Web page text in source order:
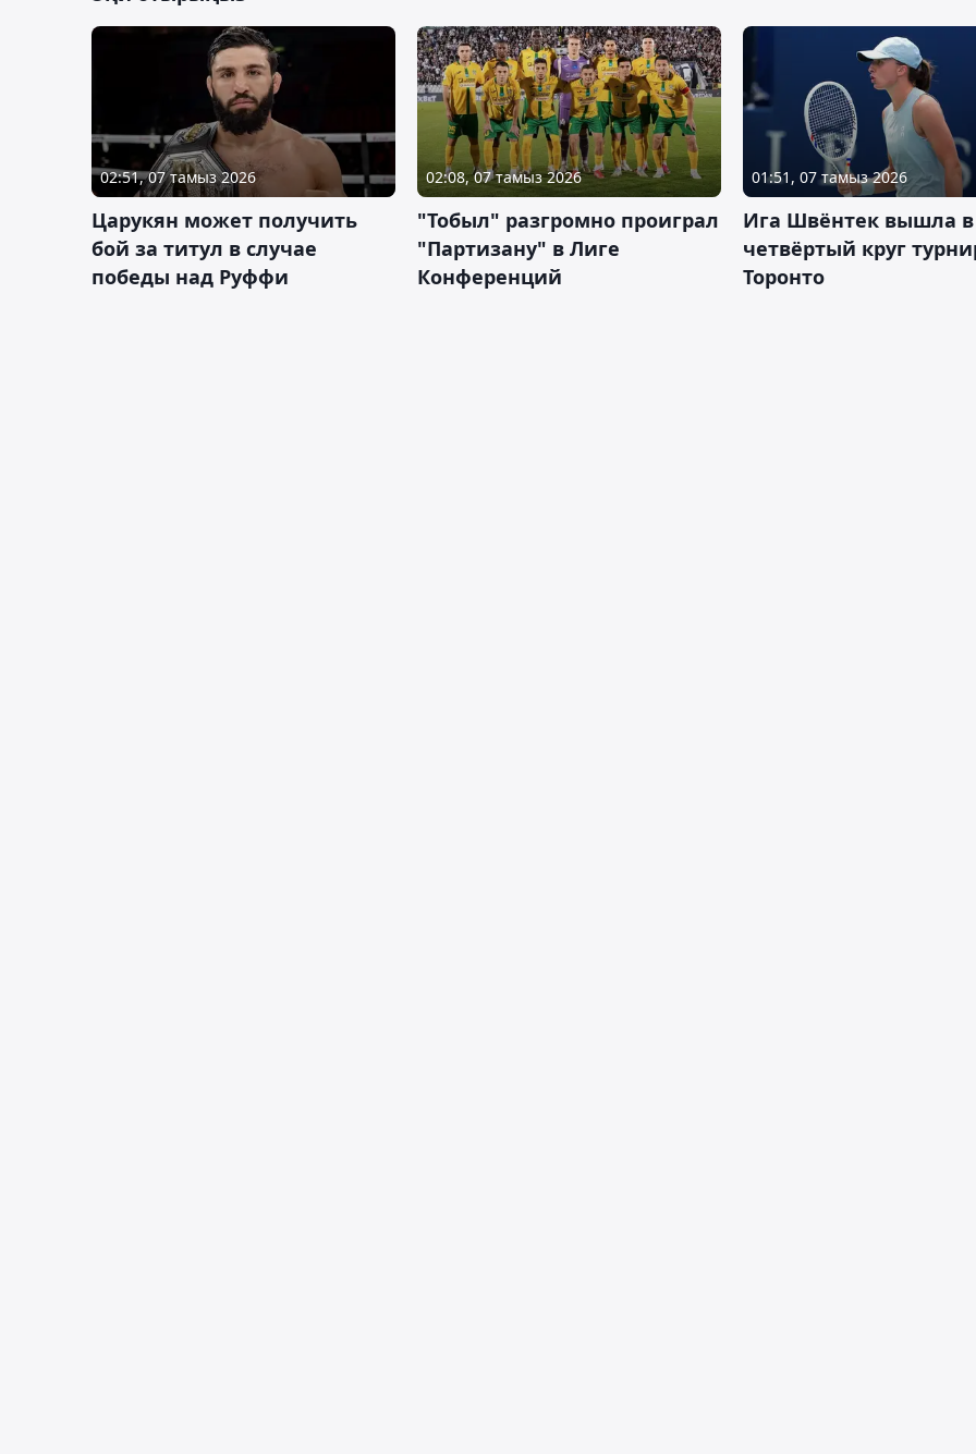
02:51, 07 тамыз 2026
Царукян может получить
бой за титул в случае
победы над Руффи
02:08, 07 тамыз 2026
"Тобыл" разгромно проиграл
"Партизану" в Лиге
Конференций
01:51, 07 тамыз 2026
Ига Швёнтек вышла в
четвёртый круг
Торонто